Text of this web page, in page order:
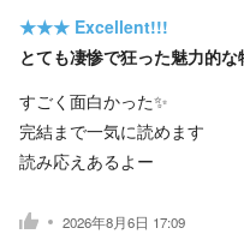
★★★ Excellent!!!
とても凄惨で狂った魅力的な
すごく面白かった✨️
完結まで一気に読めます
読み応えあるよー
2026年8月6日 17:09